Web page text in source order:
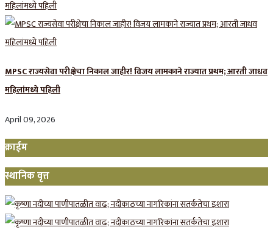
MPSC राज्यसेवा परीक्षेचा निकाल जाहीर! विजय लामकाने राज्यात प्रथम; आरती जाधव
महिलांमध्ये पहिली
April 09, 2026
क्राईम
स्थानिक वृत्त